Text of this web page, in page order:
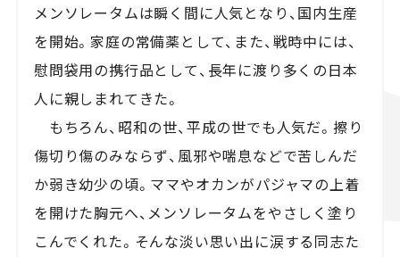
メンソレータムは瞬く間に人気となり、国内生産
を開始。家庭の常備薬として、また、戦時中には、
慰問袋用の携行品として、長年に渡り多くの日本
人に親しまれてきた。
もちろん、昭和の世、平成の世でも人気だ。擦り
傷切り傷のみならず、風邪や喘息などで苦しんだ
か弱き幼少の頃。ママやオカンがパジャマの上着
を開けた胸元へ、メンソレータムをやさしく塗り
こんでくれた。そんな淡い思い出に涙する同志た